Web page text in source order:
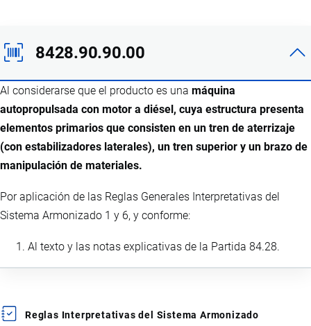
8428.90.90.00
Al considerarse que el producto es una máquina
autopropulsada con motor a diésel, cuya estructura presenta
elementos primarios que consisten en un tren de aterrizaje
(con estabilizadores laterales), un tren superior y un brazo de
manipulación de materiales.
Por aplicación de las Reglas Generales Interpretativas del
Sistema Armonizado 1 y 6, y conforme:
Al texto y las notas explicativas de la Partida 84.28.
Reglas Interpretativas del Sistema Armonizado